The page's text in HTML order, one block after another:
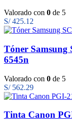
Valorado con 0 de 5
S/425.12
Tóner Samsung
6545n
Valorado con 0 de 5
S/562.29
Tinta Canon